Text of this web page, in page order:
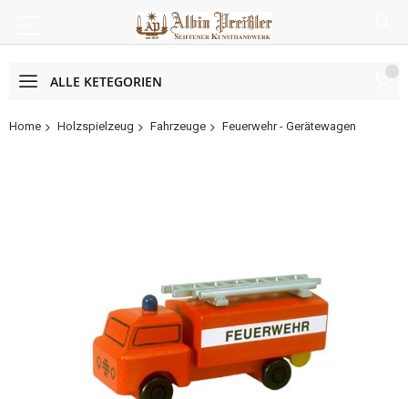
ALLE KETEGORIEN
Home Holzspielzeug Fahrzeuge Feuerwehr - Gerätewagen